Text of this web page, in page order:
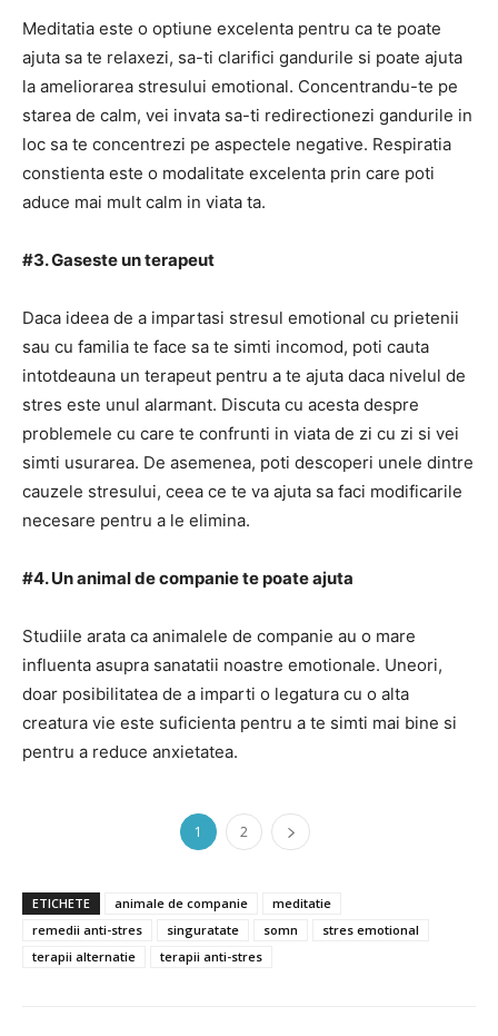
Meditatia este o optiune excelenta pentru ca te poate
ajuta sa te relaxezi, sa-ti clarifici gandurile si poate ajuta
la ameliorarea stresului emotional. Concentrandu-te pe
starea de calm, vei invata sa-ti redirectionezi gandurile in
loc sa te concentrezi pe aspectele negative. Respiratia
constienta este o modalitate excelenta prin care poti
aduce mai mult calm in viata ta.
#3. Gaseste un terapeut
Daca ideea de a impartasi stresul emotional cu prietenii
sau cu familia te face sa te simti incomod, poti cauta
intotdeauna un terapeut pentru a te ajuta daca nivelul de
stres este unul alarmant. Discuta cu acesta despre
problemele cu care te confrunti in viata de zi cu zi si vei
simti usurarea. De asemenea, poti descoperi unele dintre
cauzele stresului, ceea ce te va ajuta sa faci modificarile
necesare pentru a le elimina.
#4. Un animal de companie te poate ajuta
Studiile arata ca animalele de companie au o mare
influenta asupra sanatatii noastre emotionale. Uneori,
doar posibilitatea de a imparti o legatura cu o alta
creatura vie este suficienta pentru a te simti mai bine si
pentru a reduce anxietatea.
1 2
ETICHETE animale de companie
meditatie
remedii anti-stres
singuratate somn
stres emotional
terapii alternatie
terapii anti-stres